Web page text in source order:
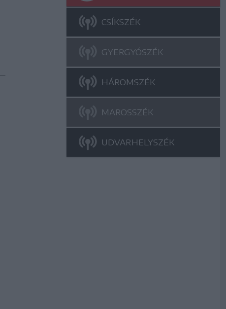
CSÍKSZÉK
GYERGYÓSZÉK
HÁROMSZÉK
MAROSSZÉK
UDVARHELYSZÉK